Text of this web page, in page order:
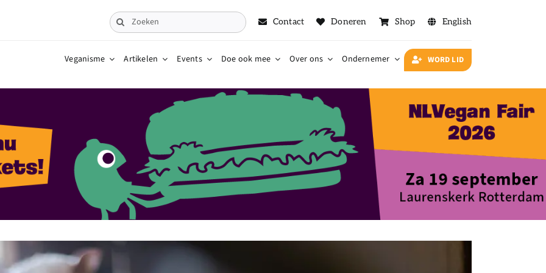
Zoeken
naar:
Contact Doneren Shop English
Veganisme Artikelen Events Doe ook mee Over ons Ondernemer WORD LID